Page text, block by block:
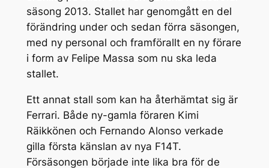
säsong 2013. Stallet har genomgått en del
förändring under och sedan förra säsongen,
med ny personal och framförallt en ny förare
i form av Felipe Massa som nu ska leda
stallet.
Ett annat stall som kan ha återhämtat sig är
Ferrari. Både ny-gamla föraren Kimi
Räikkönen och Fernando Alonso verkade
gilla första känslan av nya F14T.
Försäsongen började inte lika bra för de